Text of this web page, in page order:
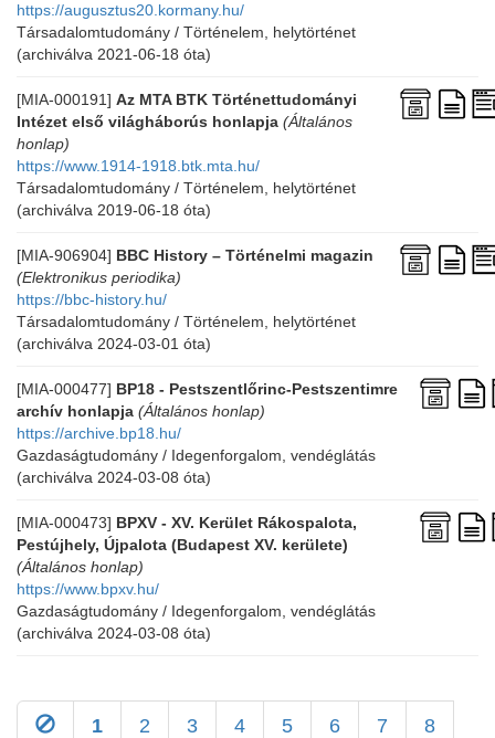
https://augusztus20.kormany.hu/
Társadalomtudomány / Történelem, helytörténet
(archiválva 2021-06-18 óta)
[MIA-000191] Az MTA BTK Történettudományi
Intézet első világháborús honlapja (Általános
honlap)
https://www.1914-1918.btk.mta.hu/
Társadalomtudomány / Történelem, helytörténet
(archiválva 2019-06-18 óta)
[MIA-906904] BBC History – Történelmi magazin
(Elektronikus periodika)
https://bbc-history.hu/
Társadalomtudomány / Történelem, helytörténet
(archiválva 2024-03-01 óta)
[MIA-000477] BP18 - Pestszentlőrinc-Pestszentimre
archív honlapja (Általános honlap)
https://archive.bp18.hu/
Gazdaságtudomány / Idegenforgalom, vendéglátás
(archiválva 2024-03-08 óta)
[MIA-000473] BPXV - XV. Kerület Rákospalota,
Pestújhely, Újpalota (Budapest XV. kerülete)
(Általános honlap)
https://www.bpxv.hu/
Gazdaságtudomány / Idegenforgalom, vendéglátás
(archiválva 2024-03-08 óta)
1 2 3 4 5 6 7 8